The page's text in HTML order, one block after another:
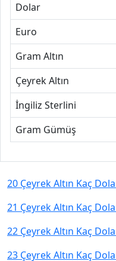
Dolar
Euro
Gram Altın
Çeyrek Altın
İngiliz Sterlini
Gram Gümüş
20 Çeyrek Altın Kaç
21 Çeyrek Altın Kaç
22 Çeyrek Altın Kaç
23 Çeyrek Altın Kaç